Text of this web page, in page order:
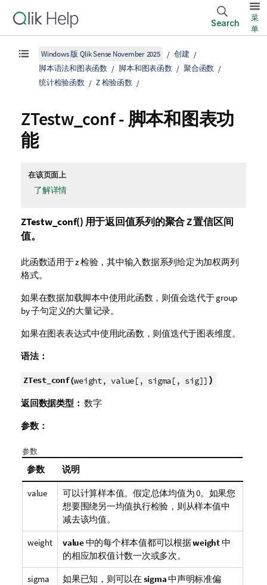
Search
菜
单
Windows 版 Qlik Sense November 2025
创建
脚本语法和图表函数
脚本和图表函数
聚合函数
统计检验函数
Z 检验函数
ZTestw_conf- 脚本和图表功
能
在该页面上
了解详情
ZTestw_conf() 用于返回值系列的聚合 Z 置信区间
值。
此函数适用于z检验，其中输入数据系列给定为加权两列
格式。
如果在数据加载脚本中使用此函数，则值会迭代于 group
by 子句定义的大量记录。
如果在图表表达式中使用此函数，则值迭代于图表维度。
语法：
ZTest_conf(weight, value[, sigma[, sig]] )
返回数据类型： 数字
参数：
参数
参数 说明
value
可以计算样本值。假定总体均值为 0。如果您
想要围绕另一均值执行检验，则从样本值中
减去该均值。
weight value中的每个样本值都可以根据weight中
的相应加权值计数一次或多次。
sigma 如果已知，则可以在 sigma中声明标准偏